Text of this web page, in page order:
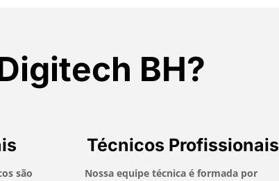
BH?
são
Técnicos Profissionais
Nossa equipe técnica é formada por